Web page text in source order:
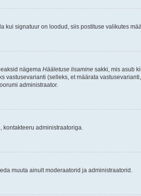
kui signatuur on loodud, siis postituse valikutes
nägema Hääletuse lisamine sakki, mis asub
(selleks, et määrata
administraator.
kontakteeru administraatoriga.
muuta ainult moderaatorid ja administraatorid.